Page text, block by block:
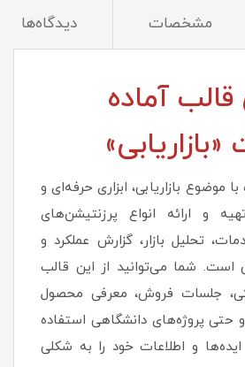
مشخصات دیدگاه‌ها
قالب آماده
موضوع بازاریابی، ابزاری حرفه‌ای و
و ارائه انواع پرزنتیشن‌های
تحلیل بازار، گزارش عملکرد و
است. شما می‌توانید از این قالب
جلسات فروش، معرفی محصول
حتی پروژه‌های دانشگاهی استفاده
ایده‌ها و اطلاعات خود را به شکلی